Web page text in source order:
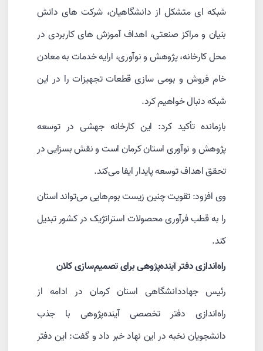
شبکه ای متشکل از دانشگاهیان، شرکت های دانش
بنیان و مراکز صنعتی، اهداف آموزش های کاربردی در
محل کارخانه، پژوهش و نوآوری، ارایه خدمات به معادن
خام فروش و بومی سازی قطعات تجهیزات را در این
شبکه دنبال خواهیم کرد.
بازمانده تأکید کرد: این کارخانه جهشی در توسعه
پژوهش و نوآوری استان کرمان است و نقش بسزایی در
تحقق اهداف توسعه پایدار ایفا می‌کند.
وی افزود: تقویت چنین زیست‌ بوم‌هایی می‌تواند استان
را به قطب فرآوری محصولات استراتژیک در کشور تبدیل
کند.
راه‌اندازی دفتر آینده‌پژوهی برای تصمیم‌سازی کلان
رئیس جهاددانشگاهی استان کرمان در ادامه از
راه‌اندازی دفتر تخصصی آینده‌پژوهی با جذب
دانشجویان نخبه در این نهاد خبر داد و گفت: این دفتر